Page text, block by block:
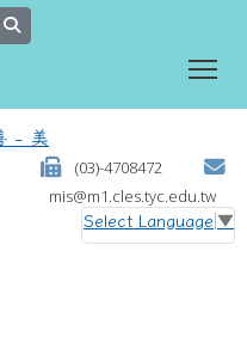
(03)-4708472
mis@m1.cles.tyc.edu.tw
Select Language ▼